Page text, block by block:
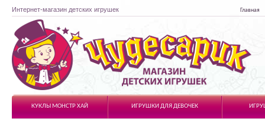
Интернет-магазин детских игрушек Главная
Чудесарик
КУКЛЫ МОНСТР ХАЙ
ИГРУШКИ ДЛЯ ДЕВОЧЕК